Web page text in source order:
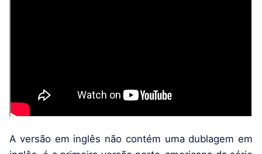
A versão em inglês não contém uma dublagem em